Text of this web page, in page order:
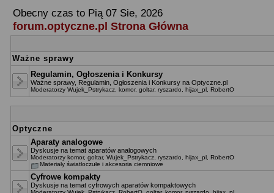
Obecny czas to Pią 07 Sie, 2026
forum.optyczne.pl Strona Główna
Ważne sprawy
Regulamin, Ogłoszenia i Konkursy
Ważne sprawy, Regulamin, Ogłoszenia i Konkursy na Optyczne.pl
Moderatorzy Wujek_Pstrykacz komor, goltar, ryszardo hijax_pl RobertO
Optyczne
Aparaty analogowe
Dyskusje na temat aparatów analogowych
Moderatorzy komor, goltar, Wujek_Pstrykacz ryszardo hijax_pl RobertO
Materiały światłoczułe i akcesoria ciemniowe
Cyfrowe kompakty
Dyskusje na temat cyfrowych aparatów kompaktowych